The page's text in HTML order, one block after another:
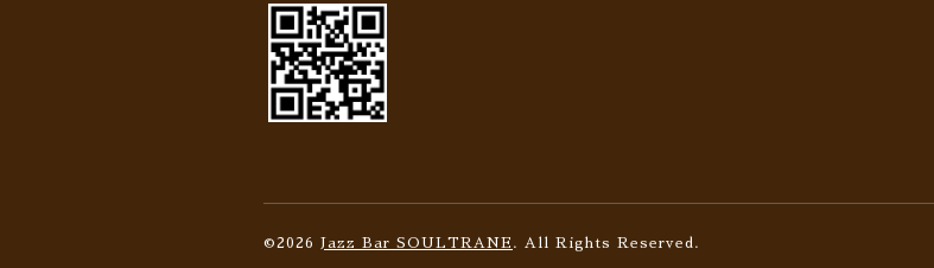
©2026 Jazz Bar SOULTRANE . All Rights Reserved.